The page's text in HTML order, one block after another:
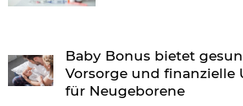
Baby Bonus bietet
Vorsorge und finanzielle
für Neugeborene